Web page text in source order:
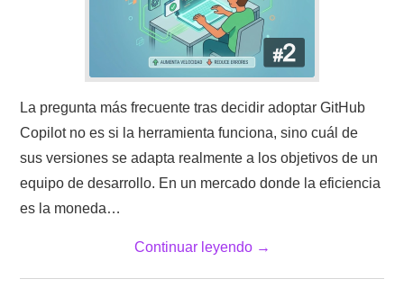
La pregunta más frecuente tras decidir adoptar GitHub
Copilot no es si la herramienta funciona, sino cuál de
sus versiones se adapta realmente a los objetivos de un
equipo de desarrollo. En un mercado donde la eficiencia
es la moneda…
Continuar leyendo →